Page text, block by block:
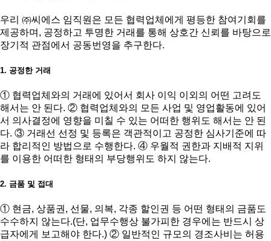
우리 ㈜씨에스 임직원은 모든 협력업체에게 평등한 참여기회를
제공하며, 공정하고 투명한 거래를 통해 상호간 신뢰를 바탕으로
장기적 관점에서 공동번영을 추구한다.
1. 공정한 거래
① 협력업체와의 거래에 있어서 회사 이익 이외의 어떤 고려도
해서는 안 된다. ② 협력업체와의 모든 사업 및 영업활동에 있어
서 의사결정에 영향을 미칠 수 있는 어떠한 행위도 해서는 안 된
다. ③ 거래선 선정 및 등록은 객관적이고 공정한 심사기준에 따
라 합리적인 방법으로 수행한다. ④ 우월적 권한과 지배적 지위
를 이용한 어떠한 형태의 부당행위도 하지 않는다.
2. 금품 및 접대
① 현금, 상품권, 선물, 의복, 각종 할인권 등 어떤 형태의 금품도
수수하지 않는다.(단, 업무수행상 불가피한 경우에는 반드시 상
급자에게 보고해야 한다.) ② 일반적인 규모의 경조사비는 허용